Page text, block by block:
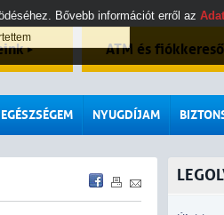
ATM és fiókkereső
EGÉSZSÉGEM NYUGDÍJAM
Bővebb információt erről az